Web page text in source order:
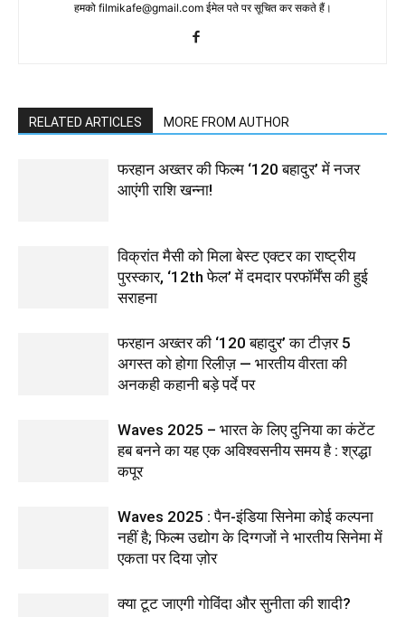
हमको filmikafe@gmail.com ईमेल पते पर सूचित कर सकते हैं।
RELATED ARTICLES MORE FROM AUTHOR
फरहान अख्तर की फिल्म ‘120 बहादुर’ में नजर
आएंगी राशि खन्ना!
विक्रांत मैसी को मिला बेस्ट एक्टर का राष्ट्रीय
पुरस्कार, ‘12th फेल’ में दमदार परफॉर्मेंस की हुई
सराहना
फरहान अख्तर की ‘120 बहादुर’ का टीज़र 5
अगस्त को होगा रिलीज़ — भारतीय वीरता की
अनकही कहानी बड़े पर्दे पर
Waves 2025 – भारत के लिए दुनिया का कंटेंट
हब बनने का यह एक अविश्वसनीय समय है : श्रद्धा
कपूर
Waves 2025 : पैन-इंडिया सिनेमा कोई कल्पना
नहीं है; फिल्म उद्योग के दिग्गजों ने भारतीय सिनेमा में
एकता पर दिया ज़ोर
क्या टूट जाएगी गोविंदा और सुनीता की शादी?